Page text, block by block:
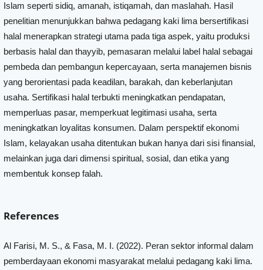
Islam seperti sidiq, amanah, istiqamah, dan maslahah. Hasil
penelitian menunjukkan bahwa pedagang kaki lima bersertifikasi
halal menerapkan strategi utama pada tiga aspek, yaitu produksi
berbasis halal dan thayyib, pemasaran melalui label halal sebagai
pembeda dan pembangun kepercayaan, serta manajemen bisnis
yang berorientasi pada keadilan, barakah, dan keberlanjutan
usaha. Sertifikasi halal terbukti meningkatkan pendapatan,
memperluas pasar, memperkuat legitimasi usaha, serta
meningkatkan loyalitas konsumen. Dalam perspektif ekonomi
Islam, kelayakan usaha ditentukan bukan hanya dari sisi finansial,
melainkan juga dari dimensi spiritual, sosial, dan etika yang
membentuk konsep falah.
References
Al Farisi, M. S., & Fasa, M. I. (2022). Peran sektor informal dalam
pemberdayaan ekonomi masyarakat melalui pedagang kaki lima.